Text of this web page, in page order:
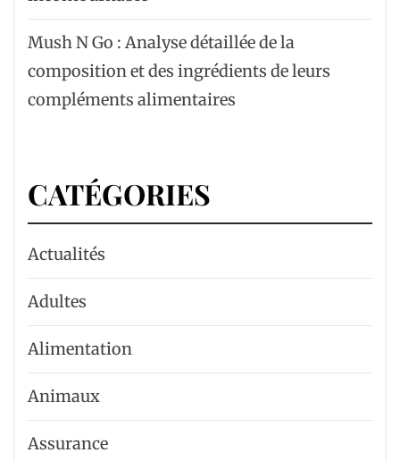
Mush N Go : Analyse détaillée de la
composition et des ingrédients de leurs
compléments alimentaires
CATÉGORIES
Actualités
Adultes
Alimentation
Animaux
Assurance